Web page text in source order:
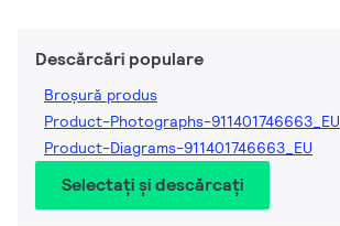
Descărcări populare
Broșură produs
Product-Photographs-911401746663_EU
Product-Diagrams-911401746663_EU
Selectați și descărcați